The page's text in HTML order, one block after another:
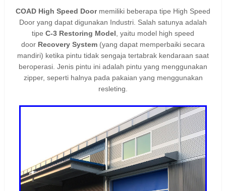
COAD High Speed Door memiliki beberapa tipe High Speed
Door yang dapat digunakan Industri. Salah satunya adalah
tipe C-3 Restoring Model , yaitu model high speed
door Recovery System (yang dapat memperbaiki secara
mandiri) ketika pintu tidak sengaja tertabrak kendaraan saat
beroperasi. Jenis pintu ini adalah pintu yang menggunakan
zipper, seperti halnya pada pakaian yang menggunakan
resleting.